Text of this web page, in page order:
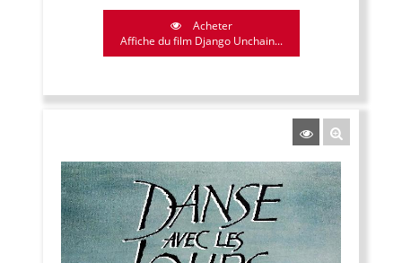
Acheter
Affiche du film Django Unchain...